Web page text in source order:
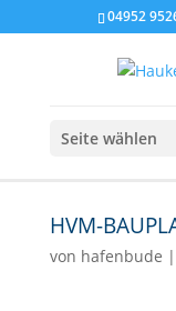
04952
Seite wählen
HVM-
von hafenbude |